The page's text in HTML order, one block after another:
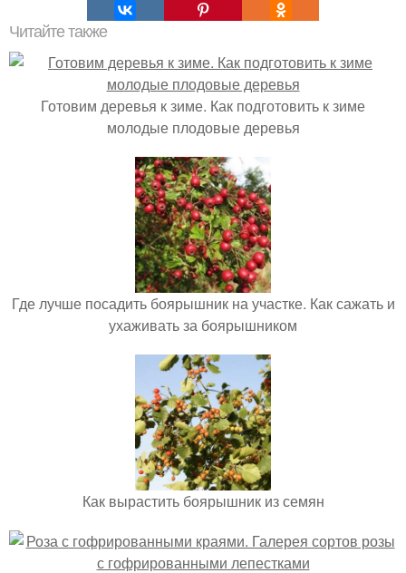
Читайте также
Готовим деревья к зиме. Как подготовить к зиме
молодые плодовые деревья
Где лучше посадить боярышник на участке. Как сажать и
ухаживать за боярышником
Как вырастить боярышник из семян